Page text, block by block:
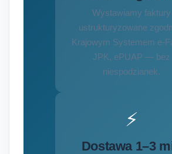
Wystawiamy faktury
ustrukturyzowane
Krajowym Systemem e-
JPK, ePUAP — bez
niespodzianek.
⚡
Dostawa 1–3